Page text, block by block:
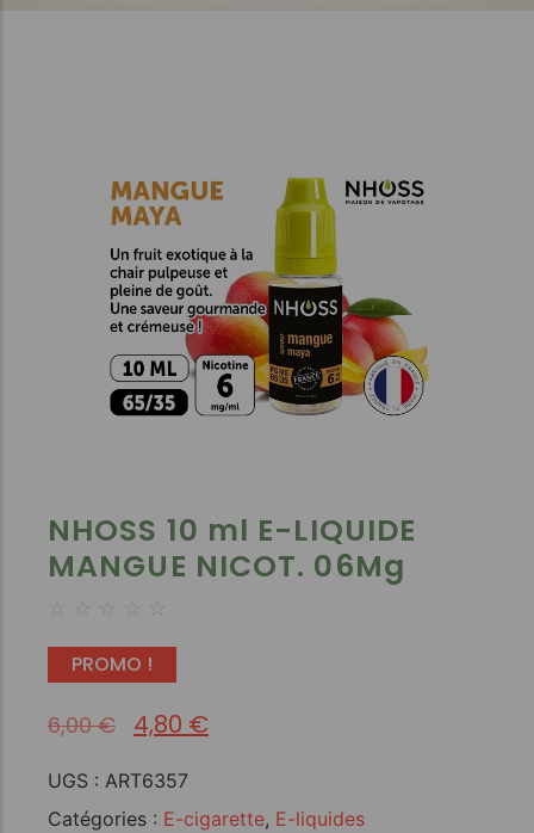
NHOSS 10 ml E-LIQUIDE
MANGUE NICOT. 06Mg
☆ ☆ ☆ ☆ ☆
PROMO !
6,00€ 4,80 €
UGS : ART6357
Catégories : E-cigarette, E-liquides